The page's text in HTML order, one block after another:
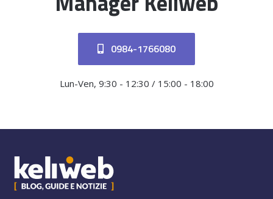
0984-1766080
Lun-Ven, 9:30 - 12:30 / 15:00 - 18:00